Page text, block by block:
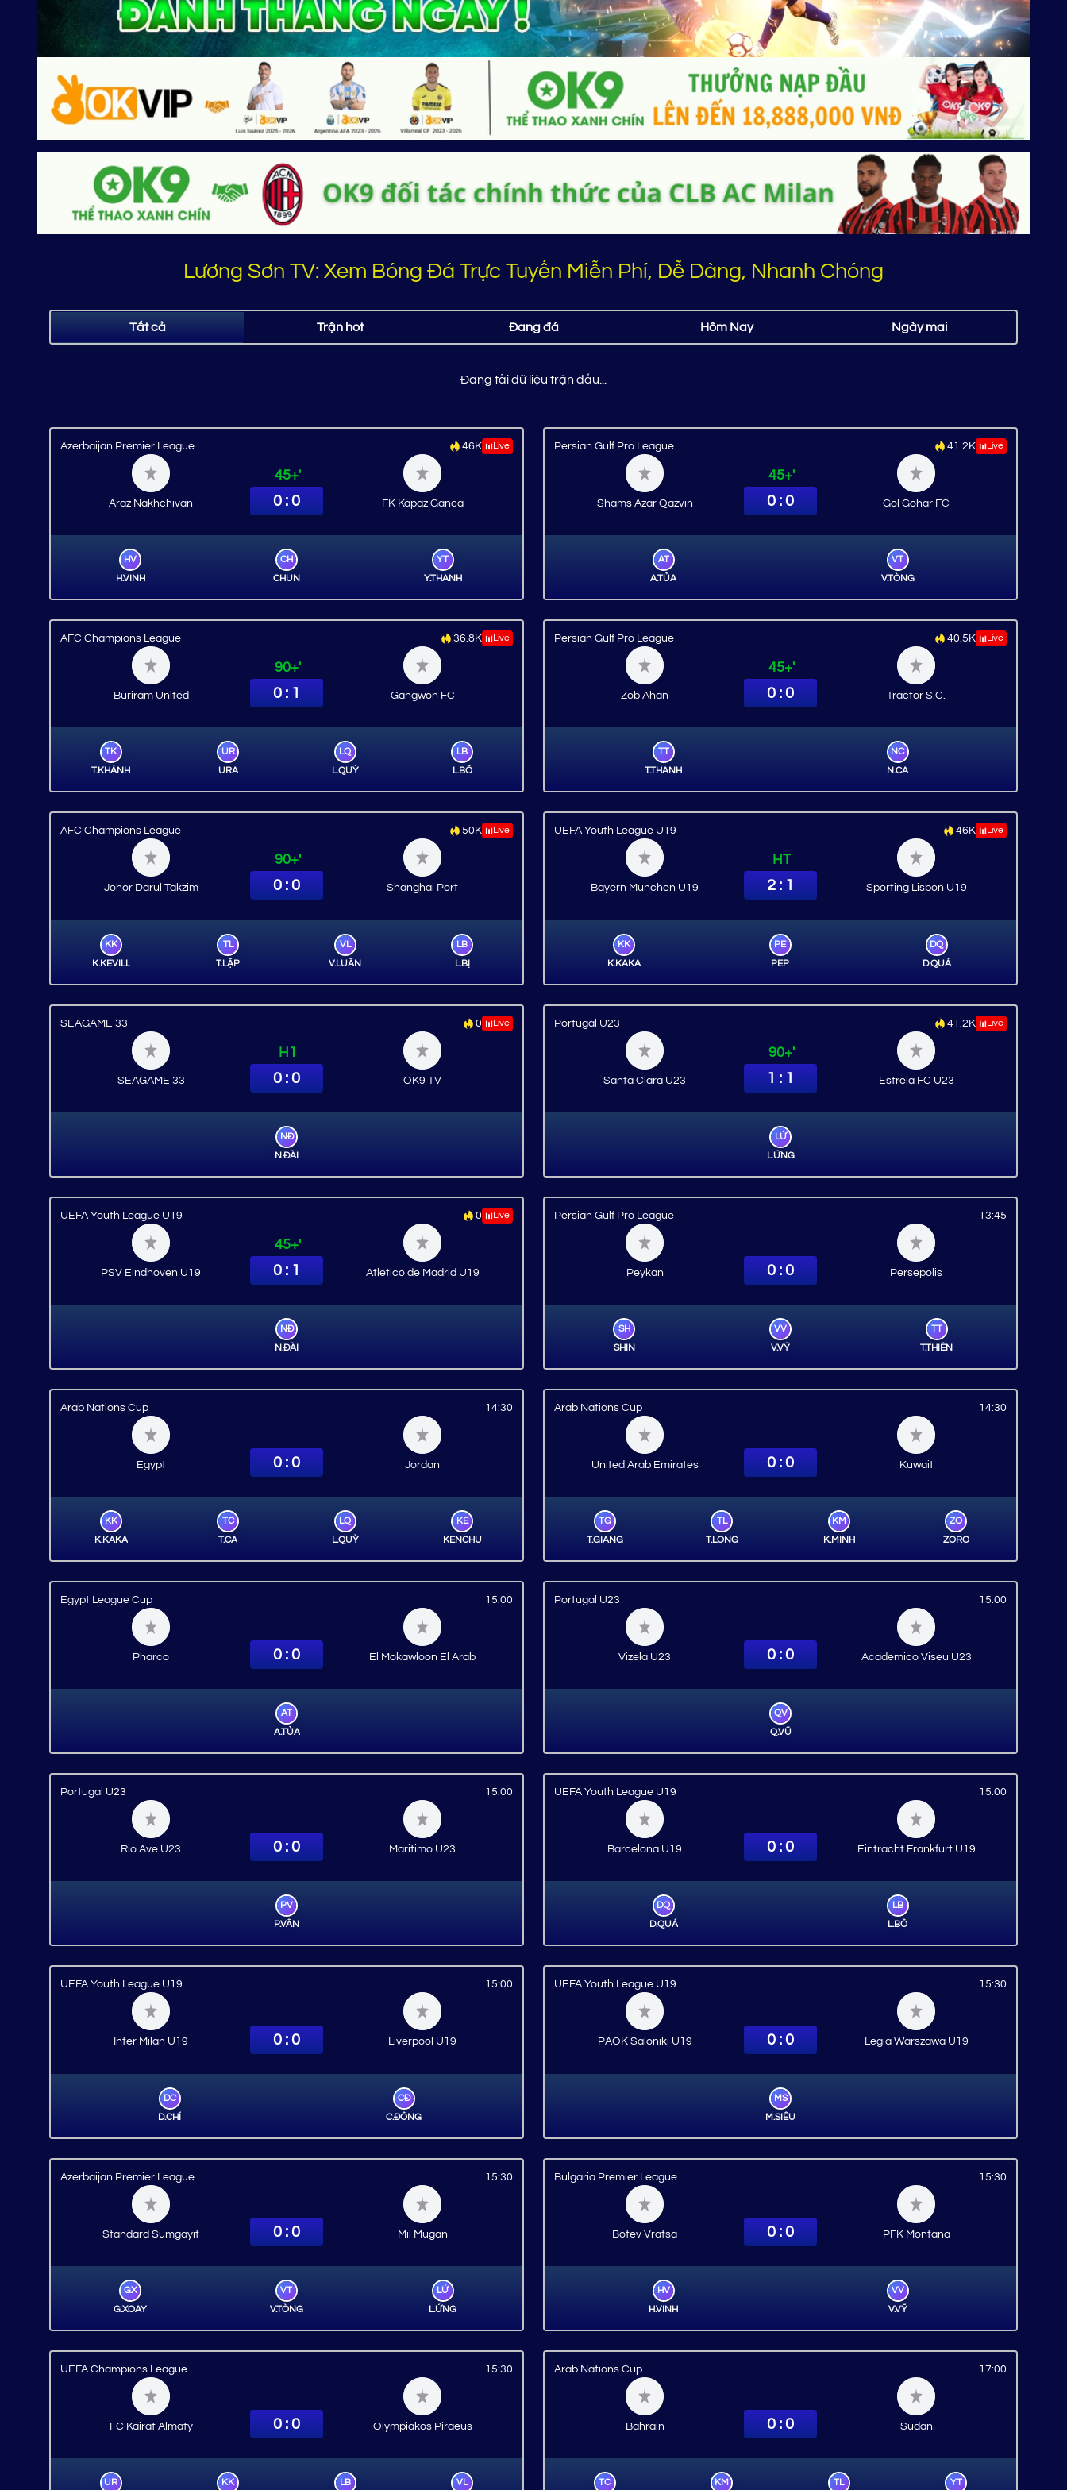
Lương Sơn TV: Xem Bóng Đá Trực Tuyến Miễn Phí, Dễ Dàng, Nhanh Chóng
Tất cả Trận hot Đang đá Hôm Nay Ngày mai
Đang tải dữ liệu trận đấu...
Azerbaijan Premier League 46K Live
Araz Nakhchivan
45+'
0 : 0 FK Kapaz Ganca
HV
H.VINH
CH
CHUN
YT
Y.THANH
Persian Gulf Pro League 41.2K Live
Shams Azar Qazvin
45+'
0 : 0 Gol Gohar FC
AT
A.TỦA
VT
V.TÒNG
AFC Champions League 36.8K Live
Buriram United
90+'
0 : 1 Gangwon FC
TK
T.KHÁNH
UR
URA
LQ
L.QUỲ
LB
L.BỐ
Persian Gulf Pro League 40.5K Live
Zob Ahan
45+'
0 : 0 Tractor S.C.
TT
T.THANH
NC
N.CA
AFC Champions League 50K Live
Johor Darul Takzim
90+'
0 : 0 Shanghai Port
KK
K.KEVILL
TL
T.LẬP
VL
V.LUÂN
LB
L.BỊ
UEFA Youth League U19 46K Live
Bayern Munchen U19
HT
2 : 1 Sporting Lisbon U19
KK
K.KAKA
PE
PEP
DQ
D.QUÁ
SEAGAME 33 0 Live
SEAGAME 33
H1
0 : 0 OK9 TV
NĐ
N.ĐÀI
Portugal U23 41.2K Live
Santa Clara U23
90+'
1 : 1 Estrela FC U23
LỨ
L.ỨNG
UEFA Youth League U19 0 Live
PSV Eindhoven U19
45+'
0 : 1 Atletico de Madrid U19
NĐ
N.ĐÀI
Persian Gulf Pro League 13:45
Peykan 0 : 0 Persepolis
SH
SHIN
VV
V.VỸ
TT
T.THIÊN
Arab Nations Cup 14:30
Egypt 0 : 0 Jordan
KK
K.KAKA
TC
T.CA
LQ
L.QUỲ
KE
KENCHU
Arab Nations Cup 14:30
United Arab Emirates 0 : 0 Kuwait
TG
T.GIANG
TL
T.LONG
KM
K.MINH
ZO
ZORO
Egypt League Cup 15:00
Pharco 0 : 0 El Mokawloon El Arab
AT
A.TỦA
Portugal U23 15:00
Vizela U23 0 : 0 Academico Viseu U23
QV
Q.VŨ
Portugal U23 15:00
Rio Ave U23 0 : 0 Maritimo U23
PV
P.VÂN
UEFA Youth League U19 15:00
Barcelona U19 0 : 0 Eintracht Frankfurt U19
DQ
D.QUÁ
LB
L.BỐ
UEFA Youth League U19 15:00
Inter Milan U19 0 : 0 Liverpool U19
DC
D.CHÍ
CĐ
C.ĐỒNG
UEFA Youth League U19 15:30
PAOK Saloniki U19 0 : 0 Legia Warszawa U19
MS
M.SIÊU
Azerbaijan Premier League 15:30
Standard Sumgayit 0 : 0 Mil Mugan
GX
G.XOAY
VT
V.TÒNG
LỨ
L.ỨNG
Bulgaria Premier League 15:30
Botev Vratsa 0 : 0 PFK Montana
HV
H.VINH
VV
V.VỸ
UEFA Champions League 15:30
FC Kairat Almaty 0 : 0 Olympiakos Piraeus
UR KK LB VL
Arab Nations Cup 17:00
Bahrain 0 : 0 Sudan
TC KM TL YT